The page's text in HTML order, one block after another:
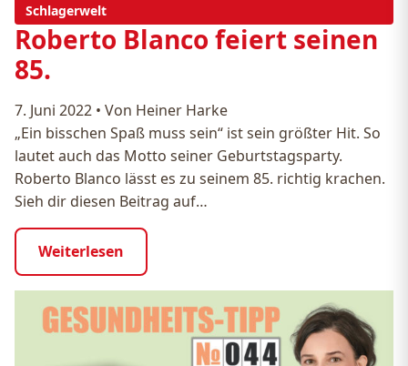
Schlagerwelt
Roberto Blanco feiert seinen
85.
7. Juni 2022 • Von Heiner Harke
„Ein bisschen Spaß muss sein“ ist sein größter Hit. So
lautet auch das Motto seiner Geburtstagsparty.
Roberto Blanco lässt es zu seinem 85. richtig krachen.
Sieh dir diesen Beitrag auf…
Weiterlesen